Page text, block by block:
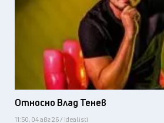
Относно Влад Тенев
11:50, 04 авг 26 / Idealisti